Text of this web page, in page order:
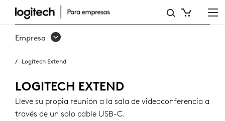
LOGITECH
EXTEND
Empresa
Logitech Extend
LOGITECH EXTEND
Lleve su propia reunión a la sala de videoconferencia a
través de un solo cable USB-C.